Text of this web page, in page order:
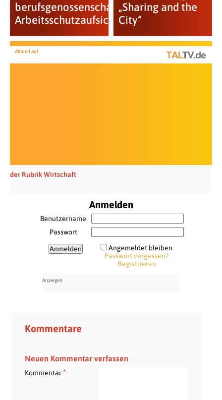
berufsgenossenschaftliche
Arbeitsschutzaufsicht
„Sharing and the
City“
Aktuell auf
der Rubrik Wirtschaft
Anmelden
Benutzername
Passwort
Angemeldet bleiben
Passwort vergessen?
Registrieren
Kommentare
Neuen Kommentar verfassen
Kommentar*